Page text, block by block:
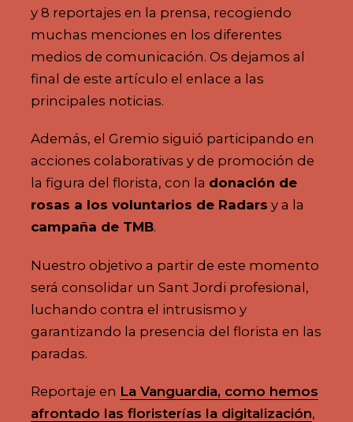
y 8 reportajes en la prensa, recogiendo
muchas menciones en los diferentes
medios de comunicación. Os dejamos al
final de este artículo el enlace a las
principales noticias.
Además, el Gremio siguió participando en
acciones colaborativas y de promoción de
la figura del florista, con la donación de
rosas a los voluntarios de Radars y a la
campaña de TMB.
Nuestro objetivo a partir de este momento
será consolidar un Sant Jordi profesional,
luchando contra el intrusismo y
garantizando la presencia del florista en las
paradas.
Reportaje en La Vanguardia, como hemos
afrontado las floristerías la digitalización,